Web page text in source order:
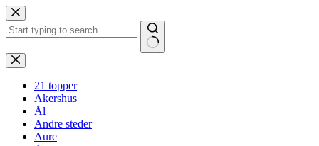
Hopp
til
innholdet
Ingen
resultater
21 topper
Akershus
Ål
Andre steder
Aure